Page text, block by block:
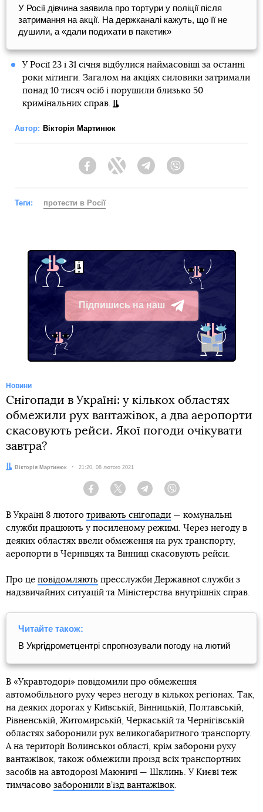
У Росії дівчина заявила про тортури у поліції після
затримання на акції. На держканалі кажуть, що її не
душили, а «дали подихати в пакетик»
У Росії 23 і 31 січня відбулися наймасовіші за останні
роки мітинги. Загалом на акціях силовики затримали
понад 10 тисяч осіб і порушили близько 50
кримінальних справ.
Автор: Вікторія Мартинюк
FacebookTwitter Telegram
Теги: протести в Росії
Підпишись на наш
Telegram
Новини
Снігопади в Україні: у кількох областях
обмежили рух вантажівок, а два аеропорти
скасовують рейси. Якої погоди очікувати
завтра?
Автор:Вікторія Мартинюк Дата:
21:20, 08 лютого 2021
Facebook Twitter Telegram
В Україні 8 лютого тривають снігопади — комунальні
служби працюють у посиленому режимі. Через негоду в
деяких областях ввели обмеження на рух транспорту,
аеропорти в Чернівцях та Вінниці скасовують рейси.
Про це повідомляють пресслужби Державної служби з
надзвичайних ситуацій та Міністерства внутрішніх справ.
Читайте також:
В Укргідрометцентрі спрогнозували погоду на лютий
В «Укравтодорі» повідомили про обмеження
автомобільного руху через негоду в кількох регіонах. Так,
на деяких дорогах у Київській, Вінницькій, Полтавській,
Рівненській, Житомирській, Черкаській та Чернігівській
областях заборонили рух великогабаритного транспорту.
А на території Волинської області, крім заборони руху
вантажівок, також обмежили проїзд всіх транспортних
засобів на автодорозі Маюничі — Шклинь. У Києві теж
тимчасово заборонили в’їзд вантажівок